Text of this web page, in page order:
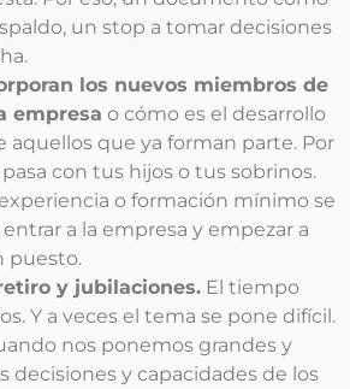
un stop a tomar decisiones
los nuevos miembros de
empresa o cómo es el desarrollo
aquellos que ya forman parte. Por
con tus hijos o tus sobrinos.
o formación mínimo se
a la empresa y empezar a
puesto.
y jubilaciones. El tiempo
Y a veces el tema se pone difícil.
nos ponemos grandes y
decisiones y capacidades de los